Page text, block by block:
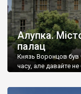
Алупка.
палац
Князь Воронцов
часу, але давайте